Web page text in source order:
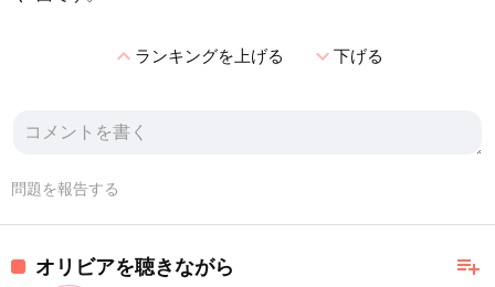
expand_lessランキングを上げる expand_more下げる
問題を報告する
playlist_add
オリビアを聴きながら